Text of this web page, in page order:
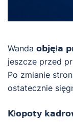
Wanda 𝗼𝗯𝗷𝗲̨ł𝗮
jeszcze przed
Po zmianie
ostatecznie
𝗞ł𝗼𝗽𝗼𝘁𝘆